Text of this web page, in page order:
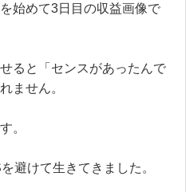
始めて3日目の収益画像で
ると「センスがあったんで
ません。
。
避けて生きてきました。